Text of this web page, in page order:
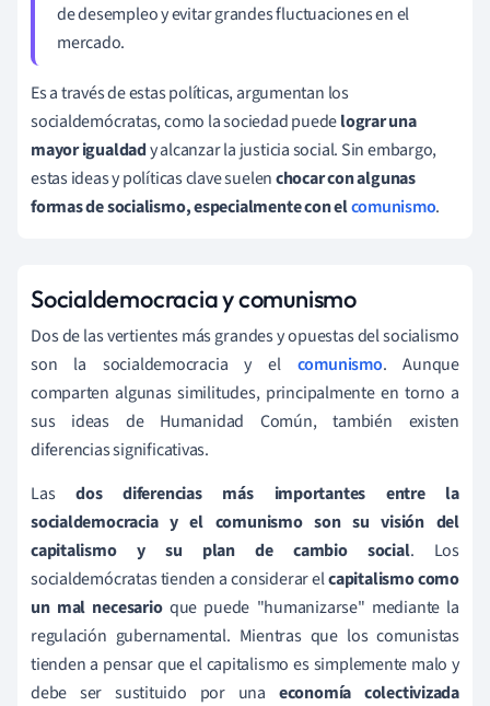
de desempleo y evitar grandes fluctuaciones en el
mercado.
Es a través de estas políticas, argumentan los
socialdemócratas, como la sociedad puedelograr una
mayor igualdady alcanzar la justicia social. Sin embargo,
estas ideas y políticas clave suelenchocar con algunas
formas de socialismo, especialmente con elcomunismo.
Socialdemocracia y comunismo
Dos de las vertientes más grandes y opuestas del socialismo
son la socialdemocracia y el comunismo. Aunque
comparten algunas similitudes, principalmente en torno a
sus ideas de Humanidad Común, también existen
diferencias significativas.
Lasdos diferencias más importantes entre la
socialdemocracia y el comunismo son su visión del
capitalismo y su plan de cambio social. Los
socialdemócratas tienden a considerar elcapitalismo como
un mal necesarioque puede "humanizarse" mediante la
regulación gubernamental. Mientras que los comunistas
tienden a pensar que el capitalismo es simplemente malo y
debe ser sustituido por una economía colectivizada